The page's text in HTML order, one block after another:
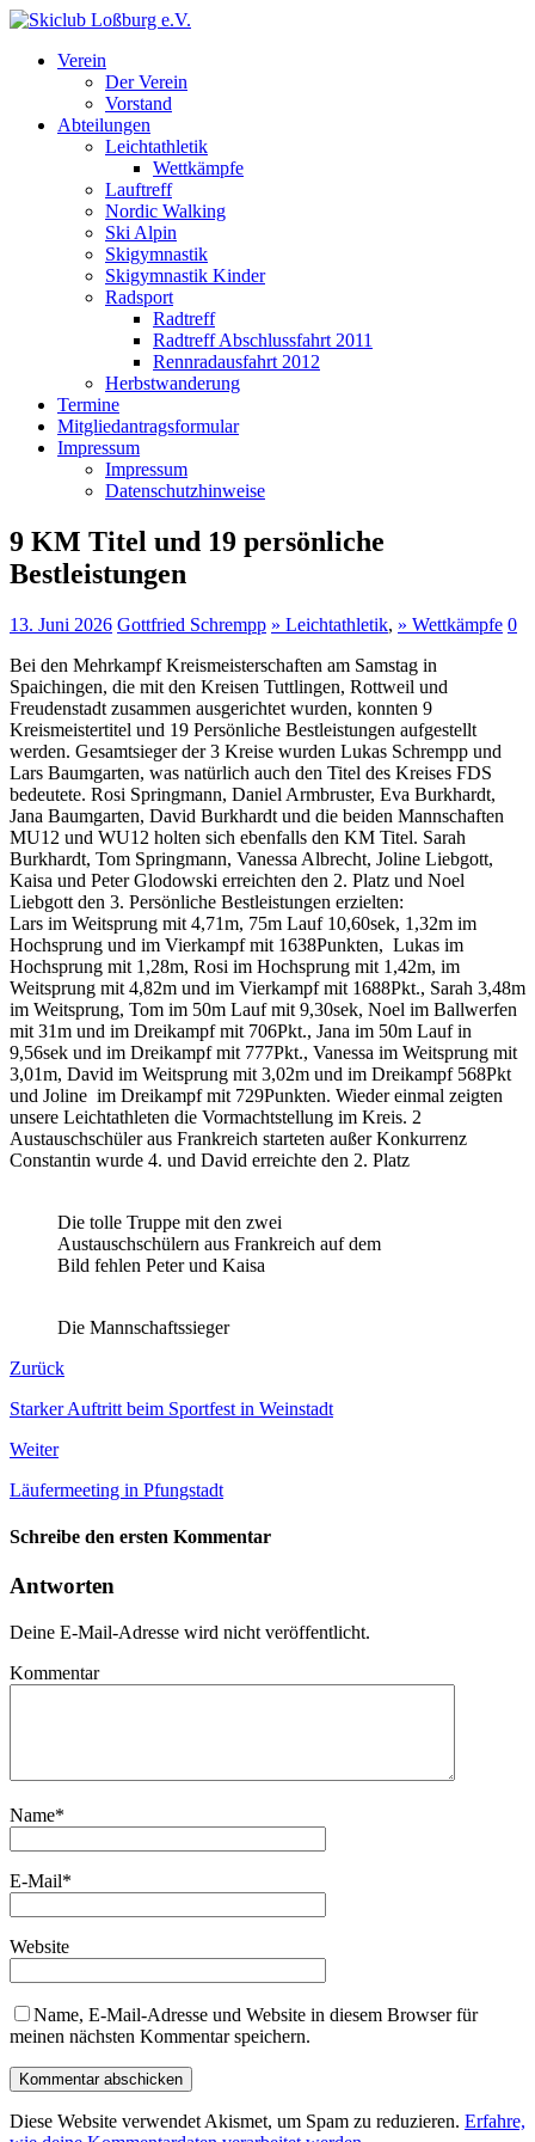
Verein
Der Verein
Vorstand
Abteilungen
Leichtathletik
Wettkämpfe
Lauftreff
Nordic Walking
Ski Alpin
Skigymnastik
Skigymnastik Kinder
Radsport
Radtreff
Radtreff Abschlussfahrt 2011
Rennradausfahrt 2012
Herbstwanderung
Termine
Mitgliedantragsformular
Impressum
Impressum
Datenschutzhinweise
9 KM Titel und 19 persönliche
Bestleistungen
13. Juni 2026 Gottfried Schrempp » Leichtathletik, » Wettkämpfe 0
Bei den Mehrkampf Kreismeisterschaften am Samstag in
Spaichingen, die mit den Kreisen Tuttlingen, Rottweil und
Freudenstadt zusammen ausgerichtet wurden, konnten 9
Kreismeistertitel und 19 Persönliche Bestleistungen aufgestellt
werden. Gesamtsieger der 3 Kreise wurden Lukas Schrempp und
Lars Baumgarten, was natürlich auch den Titel des Kreises FDS
bedeutete. Rosi Springmann, Daniel Armbruster, Eva Burkhardt,
Jana Baumgarten, David Burkhardt und die beiden Mannschaften
MU12 und WU12 holten sich ebenfalls den KM Titel. Sarah
Burkhardt, Tom Springmann, Vanessa Albrecht, Joline Liebgott,
Kaisa und Peter Glodowski erreichten den 2. Platz und Noel
Liebgott den 3. Persönliche Bestleistungen erzielten:
Lars im Weitsprung mit 4,71m, 75m Lauf 10,60sek, 1,32m im
Hochsprung und im Vierkampf mit 1638Punkten, Lukas im
Hochsprung mit 1,28m, Rosi im Hochsprung mit 1,42m, im
Weitsprung mit 4,82m und im Vierkampf mit 1688Pkt., Sarah 3,48m
im Weitsprung, Tom im 50m Lauf mit 9,30sek, Noel im Ballwerfen
mit 31m und im Dreikampf mit 706Pkt., Jana im 50m Lauf in
9,56sek und im Dreikampf mit 777Pkt., Vanessa im Weitsprung mit
3,01m, David im Weitsprung mit 3,02m und im Dreikampf 568Pkt
und Joline im Dreikampf mit 729Punkten. Wieder einmal zeigten
unsere Leichtathleten die Vormachtstellung im Kreis. 2
Austauschschüler aus Frankreich starteten außer Konkurrenz
Constantin wurde 4. und David erreichte den 2. Platz
Die tolle Truppe mit den zwei
Austauschschülern aus Frankreich auf dem
Bild fehlen Peter und Kaisa
Die Mannschaftssieger
Zurück
Starker Auftritt beim Sportfest in Weinstadt
Weiter
Läufermeeting in Pfungstadt
Schreibe den ersten Kommentar
Antworten
Deine E-Mail-Adresse wird nicht veröffentlicht.
Kommentar
Name*
E-Mail*
Website
Name, E-Mail-Adresse und Website in diesem Browser für
meinen nächsten Kommentar speichern.
Diese Website verwendet Akismet, um Spam zu reduzieren. Erfahre,